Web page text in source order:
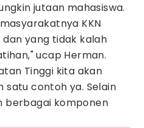
jutaan mahasiswa.
KKN
yang tidak kalah
ucap Herman.
Tinggi kita akan
satu contoh ya. Selain
berbagai komponen